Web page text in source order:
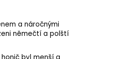
a náročnými
němečtí a polští